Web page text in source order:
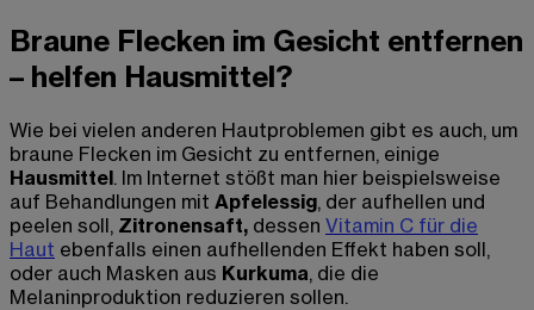
Braune Flecken im Gesicht entfernen
– helfen Hausmittel?
Wie bei vielen anderen Hautproblemen gibt es auch, um
braune Flecken im Gesicht zu entfernen, einige
Hausmittel. Im Internet stößt man hier beispielsweise
auf Behandlungen mit Apfelessig, der aufhellen und
peelen soll, Zitronensaft, dessen Vitamin C für die
Haut ebenfalls einen aufhellenden Effekt haben soll,
oder auch Masken aus Kurkuma, die die
Melaninproduktion reduzieren sollen.